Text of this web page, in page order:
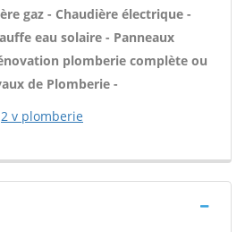
gaz - Chaudière électrique -
eau solaire - Panneaux
plomberie complète ou
de Plomberie -
2 v plomberie